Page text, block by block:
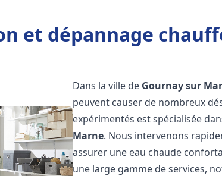
et dépannage
Dans la ville de Gournay sur
peuvent causer de nombreux
expérimentés est spécialisée
Marne. Nous intervenons
assurer une eau chaude
une large gamme de services,